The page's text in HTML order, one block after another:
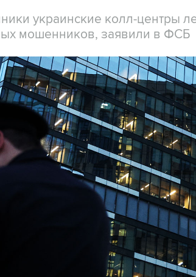
украинские колл-центры
мошенников, заявили в ФСБ